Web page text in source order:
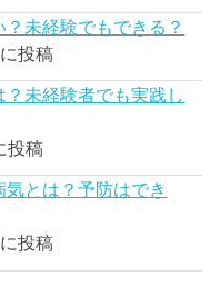
未経験でもできる？
投稿
未経験者でも実践し
投稿
とは？予防はでき
投稿